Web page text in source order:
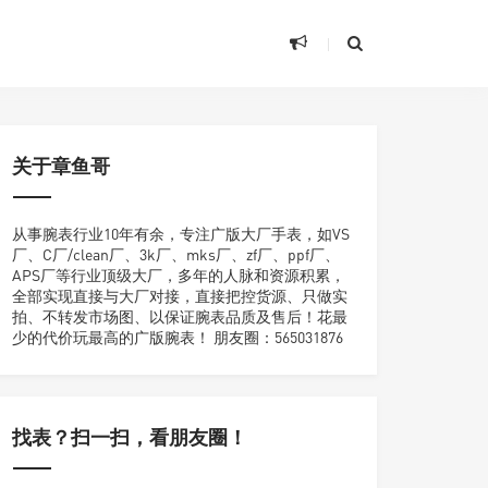
关于章鱼哥
从事腕表行业10年有余，专注广版大厂手表，如VS
厂、C厂/clean厂、3k厂、mks厂、zf厂、ppf厂、
APS厂等行业顶级大厂，多年的人脉和资源积累，
全部实现直接与大厂对接，直接把控货源、只做实
拍、不转发市场图、以保证腕表品质及售后！花最
少的代价玩最高的广版腕表！ 朋友圈：565031876
找表？扫一扫，看朋友圈！